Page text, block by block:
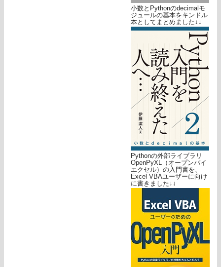
小数とPythonのdecimalモ
ジュールの基本をキンドル
本としてまとめました↓↓
Pythonの外部ライブラリ
OpenPyXL（オープンパイ
エクセル）の入門書を、
Excel VBAユーザーに向け
に書きました↓↓